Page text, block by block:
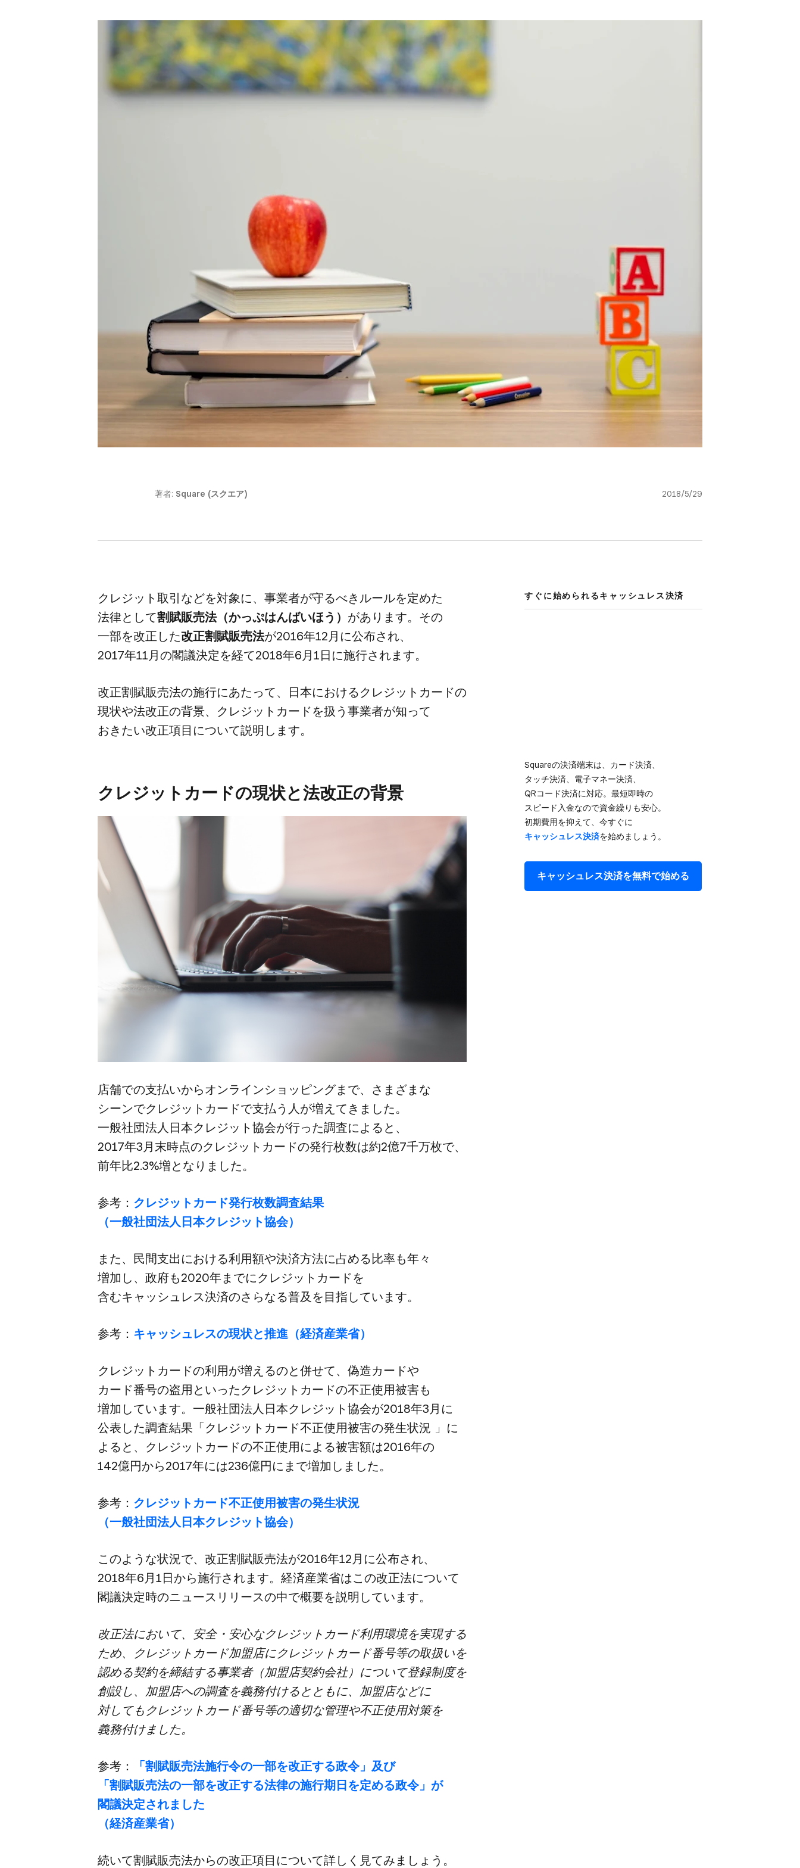
著者: Square (スクエア) 2018/5/29
クレジット取引などを​対象に、​事業者が​守るべきルールを​定めた​
法律と​して​割賦販売法​（かっぷはんばい​ほう） が​あります。​その​
一部を​改正した​改正割賦販売法が​2016年12月に​公布され、​
2017年11月の​閣議決定を​経て​2018年6月1日に​施行されます。
改正割賦販売法の​施行に​あたって、​日本に​おける​クレジットカードの​
現状や​法改正の​背景、​クレジットカードを​扱う​事業者が​知って​
おきたい​改正項目に​ついて​説明します。
クレジットカードの​現状と​法改正の​背景
店舗での​支払いから​オンラインショッピングまで、​さまざまな​
シーンで​クレジットカードで​支払う​人が​増えてきました。​
一般社団法人日本クレジット協会が​行った​調査に​よると、​
2017年3月末時点の​クレジットカードの​発行枚数は​約2億7千万枚で、​
前年比2.3%増と​なりました。
参考： クレジットカード発行枚数調査結果​
（一般社団法人日本クレジット協会）
また、​民間支出に​おける​利用額や​決済方​法に​占める​比率も​年々​
増加し、​政府も​2020年までに​クレジットカードを​
含むキャッシュレス決済の​さらなる​普及を​目指しています。
参考： キャッシュレスの​現状と​推進​（経済産業省）
クレジットカードの​利用が​増えるのと​併せて、​偽造カードや​
カード番号の​盗用と​いった​クレジットカードの​不正使用被害も​
増加しています。​一般社団法人日本クレジット協会が​2018年3月に​
公表した​調査結果​「クレジットカード不正使用被害の​発生状況 」に​
よると、​クレジットカードの​不正使用に​よる​被害額は​2016年の​
142億円から​2017年には​236億円にまで​増加しました。
参考： クレジットカード不正使用被害の​発生状況​
（一般社団法人日本クレジット協会）
このような​状況で、​改正割賦販売法が​2016年12月に​公布され、​
2018年6月1日から​施行されます。​経済産業省は​この​改正法に​ついて​
閣議決定時の​ニュースリリースの​中で​概要を​説明しています。
改正法に​おいて、​安全・​安心な​クレジットカード利用環境を​実現する​
ため、​クレジットカード加盟店に​クレジットカード番号等の​取扱いを​
認める​契約を​締結する​事業者​（加盟店契約会社）に​ついて​登録制度を​
創設し、​加盟店への​調査を​義務付けるとともに、​加盟店などに​
対しても​クレジットカード番号等の​適切な​管理や​不正使用対策を​
義務付けました。
参考：
​「割賦販売法施行令の​一部を​改正する​政令」​及び​
「割賦販売法の​一部を​改正する​法律の​施行期日を​定める​政令」が​
閣議決定されました​
​（経済産業省）
続いて​割賦販売法からの​改正項目に​ついて​詳しく​見てみましょう。
すぐに​始められる​キャッシュレス決済
Squareの​決済端末は、​カード決済、​
タッチ決済、​電子マネー決済、​
QRコード決済に​対応。​最短即時の​
スピード入金なので​資金繰りも​安心。​
初期費用を​抑えて、​今すぐに
キャッシュレス決済を​始めましょう。
キャッシュレス決済を​無料で​始める